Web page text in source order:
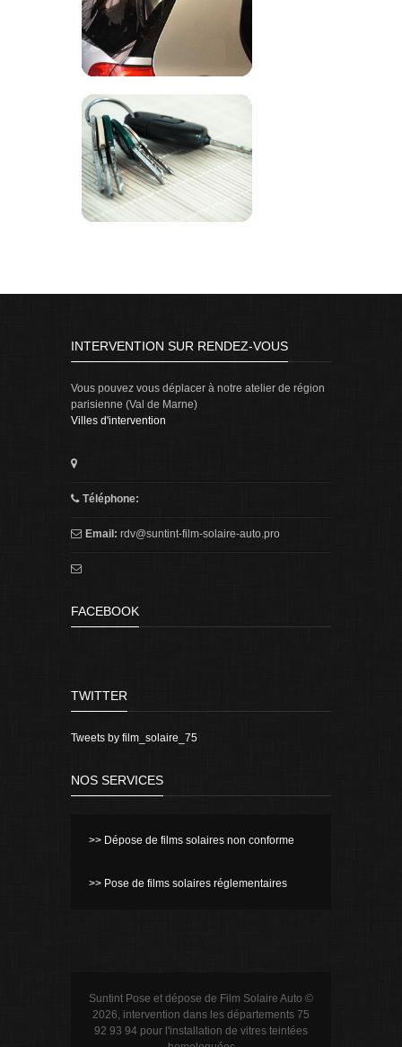
INTERVENTION SUR RENDEZ-VOUS
Vous pouvez vous déplacer à notre atelier de région
parisienne (Val de Marne)
Villes d'intervention
Téléphone:
Email: rdv@suntint-film-solaire-auto.pro
FACEBOOK
TWITTER
Tweets by film_solaire_75
NOS SERVICES
>> Dépose de films solaires non conforme
>> Pose de films solaires réglementaires
Suntint Pose et dépose de Film Solaire Auto ©
2026, intervention dans les départements 75
92 93 94 pour l'installation de vitres teintées